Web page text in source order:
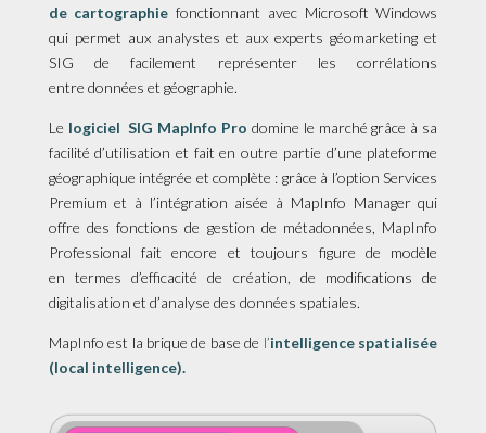
de cartographie fonctionnant avec Microsoft Windows
qui permet aux analystes et aux experts géomarketing et
SIG de facilement représenter les corrélations
entre données et géographie.
Le logiciel SIG MapInfo Pro domine le marché grâce à sa
facilité d’utilisation et fait en outre partie d’une plateforme
géographique intégrée et complète : grâce à l’option Services
Premium et à l’intégration aisée à MapInfo Manager qui
offre des fonctions de gestion de métadonnées, MapInfo
Professional fait encore et toujours figure de modèle
en termes d’efficacité de création, de modifications de
digitalisation et d’analyse des données spatiales.
MapInfo est la brique de base de l’intelligence spatialisée
(local intelligence).